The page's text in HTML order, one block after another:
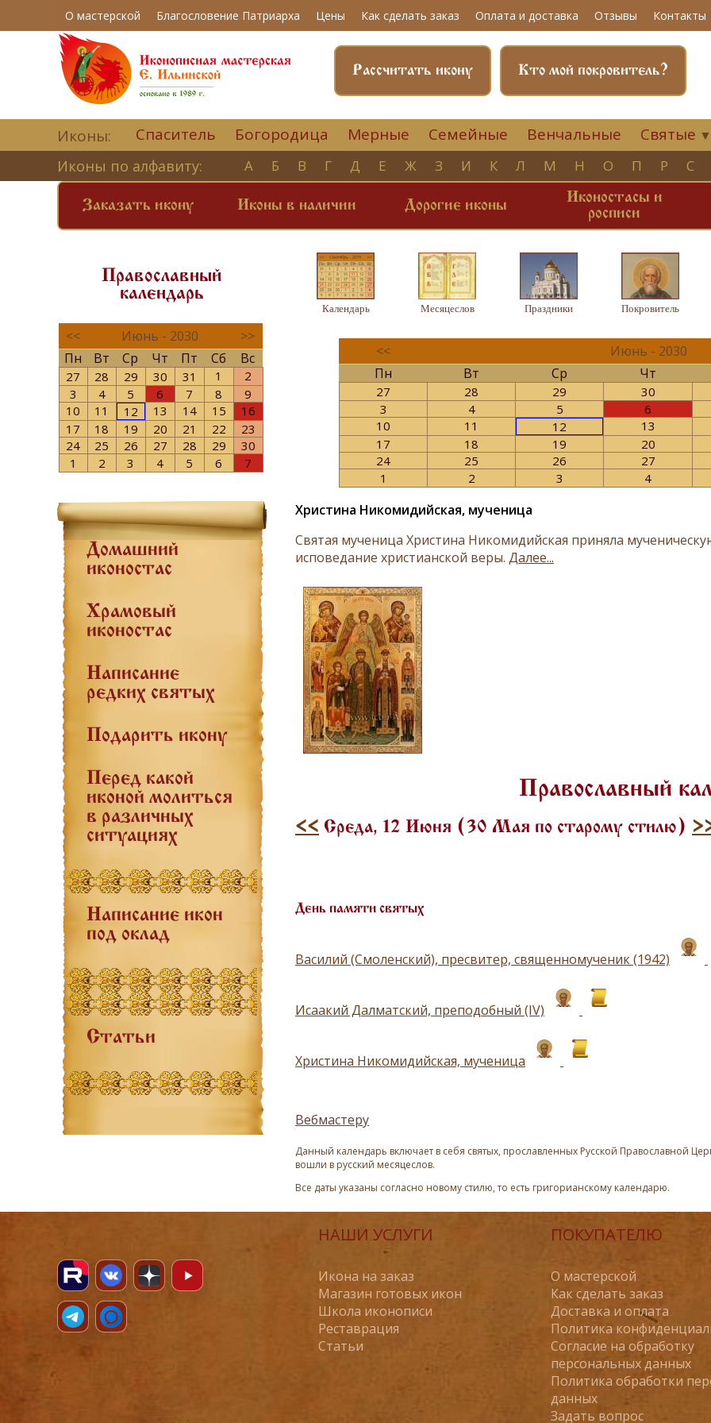
О мастерской Благословение Патриарха Цены Как сделать заказ Оплата и доставка Отзывы Контакты
Кто мой покровитель?
Рассчитать икону
Иконы: Спаситель Богородица Мерные Семейные Венчальные Святые ▼
Иконы по алфавиту: А Б В Г Д Е Ж З И К Л М Н О П Р С
Заказать икону Иконы в наличии Дорогие иконы
Иконостасы и
росписи
Православный
календарь
<< Июнь - 2030
>>
Пн
Вт Ср Чт Пт Сб Вс
27 28 29 30 31 1
2
3
4 5 6 7 8
9
10
11 12 13 14 15
16
17
18 19 20 21 22
23
24
25 26 27 28 29
30
1
2 3 4 5 6 7
Домашний
иконостас
Храмовый
иконостас
Написание
редких святых
Подарить икону
Перед какой
иконой молиться
в различных
ситуациях
Написание икон
под оклад
Статьи
Календарь Месяцеслов Праздники Покровитель
<< Июнь - 2030
Пн
Вт Ср Чт
27 28 29 30
3
4 5 6
10
11 12 13
17
18 19 20
24
25 26 27
1
2 3 4
Христина Никомидийская, мученица
Святая мученица Христина Никомидийская приняла
исповедание христианской веры. Далее...
Православный
<< Среда, 12 Июня (30 Мая по старому стилю)
День памяти святых
Василий (Смоленский), пресвитер, священномученик (1942)
Исаакий Далматский, преподобный (IV)
Христина Никомидийская, мученица
Вебмастеру
Данный календарь включает в себя святых, прославленных Русской Православной
вошли в русский месяцеслов.
Все даты указаны согласно новому стилю, то есть григорианскому календарю.
НАШИ УСЛУГИ
Икона на заказ
Магазин готовых икон
Школа иконописи
Реставрация
Статьи
ПОКУПАТЕЛЮ
О мастерской
Как сделать заказ
Доставка и оплата
Политика
Согласие на обработку
персональных данных
Политика обработки
данных
Задать вопрос